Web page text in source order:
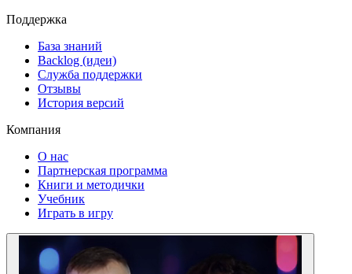
Поддержка
База знаний
Backlog (идеи)
Служба поддержки
Отзывы
История версий
Компания
О нас
Партнерская программа
Книги и методички
Учебник
Играть в игру